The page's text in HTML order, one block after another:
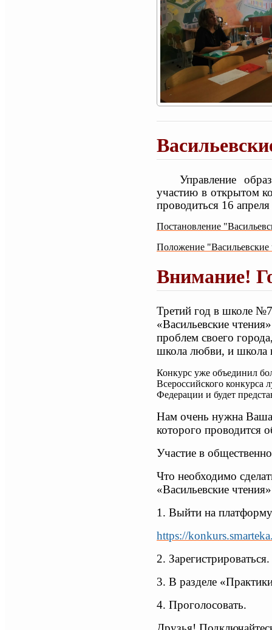
Управление
участию в открытом
проводиться 16
Постановление
Положение "Васильевские
Внимание!
Третий год в школе
«Васильевские
проблем своего
школа любви, и школа
Конкурс уже объединил
Всероссийского конкурса
Федерации и будет
Нам очень нужна Ваша
которого проводится
Участие в
Что необходимо
«Васильевские
1. Выйти на
https://
2. Зарегистрироваться.
3. В разделе
4. Проголосовать.